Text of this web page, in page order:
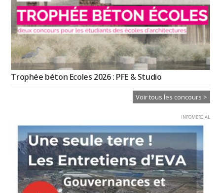
Trophée béton Ecoles 2026 : PFE & Studio
Voir tous les concours >
INFOMERCIAL